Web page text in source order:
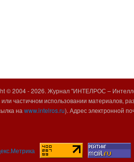
© 2004 -2026. Журнал "ИНТЕЛРОС –
частичном использовании материалов,
на www.intelros.ru). Адрес электронной